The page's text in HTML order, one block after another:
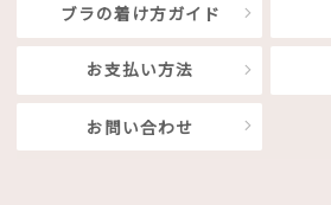
ブラの着け方ガイド
お支払い方法
お問い合わせ